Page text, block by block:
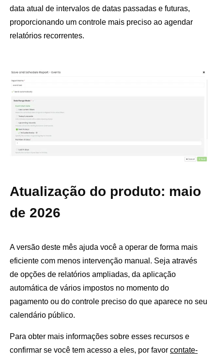
data atual de intervalos de datas passadas e futuras,
proporcionando um controle mais preciso ao agendar
relatórios recorrentes.
Atualização do produto: maio
de 2026
A versão deste mês ajuda você a operar de forma mais
eficiente com menos intervenção manual. Seja através
de opções de relatórios ampliadas, da aplicação
automática de vários impostos no momento do
pagamento ou do controle preciso do que aparece no seu
calendário público.
Para obter mais informações sobre esses recursos e
confirmar se você tem acesso a eles, por favor contate-